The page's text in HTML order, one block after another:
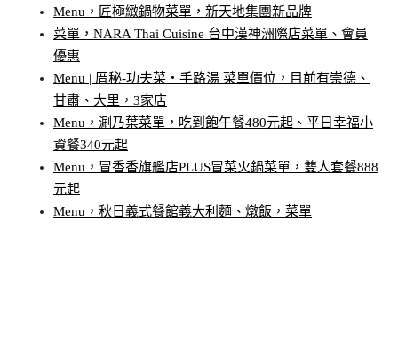
Menu，匠極緻鍋物菜單，新天地集團新品牌
菜單，NARA Thai Cuisine 台中漢神洲際店菜單、會員
優惠
Menu | 厝秘-功夫菜‧手路湯 菜單價位，目前有崇德、
甘肅、大里，3家店
Menu，涮乃葉菜單，吃到飽午餐480元起、平日幸福小
資餐340元起
Menu，冒香香旗艦店PLUS冒菜火鍋菜單，雙人套餐888
元起
Menu，秋日義式餐館義大利麵、燉飯，菜單